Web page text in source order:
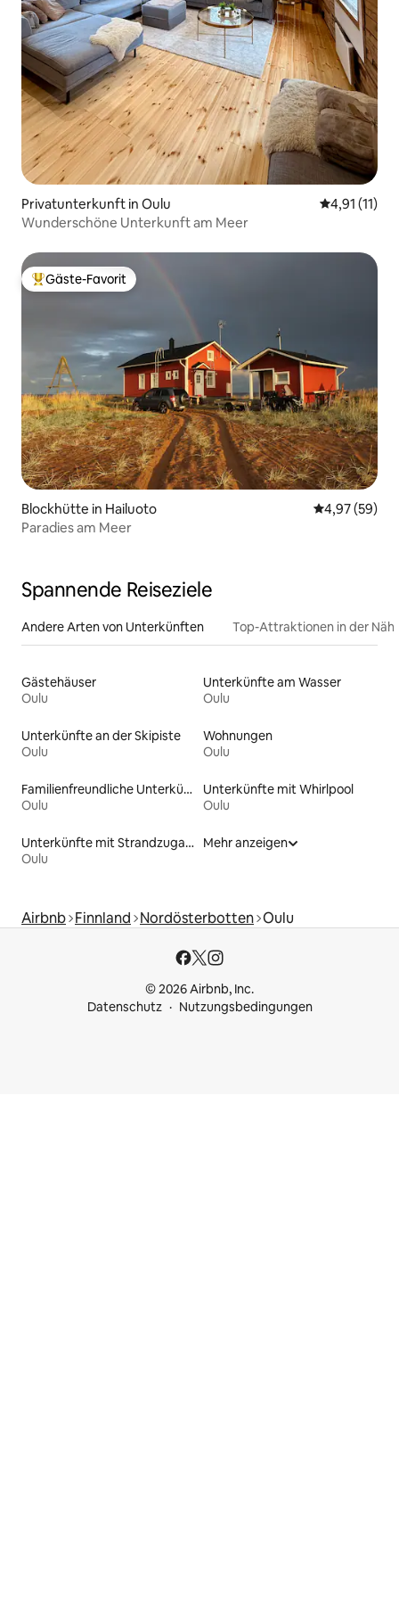
Privatunterkunft in Oulu
4,91 (11)
Wunderschöne Unterkunft am Meer
Beliebter Gäste-Favorit.
Gäste-Favorit
Blockhütte in Hailuoto
4,97 (59)
Paradies am Meer
Spannende Reiseziele
Andere Arten von Unterkünften Top-Attraktionen in der
Gästehäuser
Oulu
Unterkünfte am Wasser
Oulu
Unterkünfte an der Skipiste
Oulu
Wohnungen
Oulu
Familienfreundliche Unterkünfte
Oulu
Unterkünfte mit Whirlpool
Oulu
Unterkünfte mit Strandzugang
Oulu
Mehr anzeigen
Airbnb Finnland Nordösterbotten Oulu
© 2026 Airbnb, Inc.
Datenschutz
Nutzungsbedingungen